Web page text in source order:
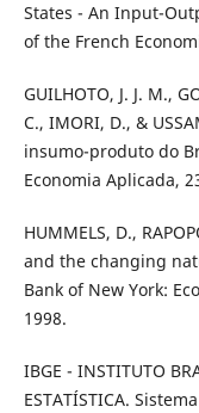
States - An Input-
of the French
GUILHOTO, J. J. M.,
C., IMORI, D., &
insumo-produto do
Economia Aplicada,
HUMMELS, D.,
and the changing
Bank of New York:
1998.
IBGE - INSTITUTO
ESTATÍSTICA.